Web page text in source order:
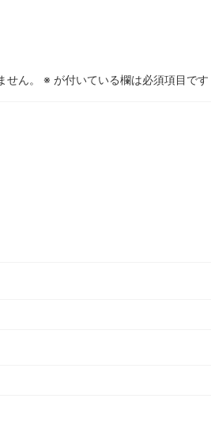
ん。 ※ が付いている欄は必須項目です